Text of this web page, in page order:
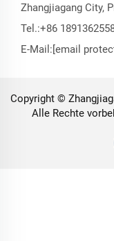
Zhangjiagang City,
Tel.:+86
E-Mail: [email
Copyright ©
Alle Rechte